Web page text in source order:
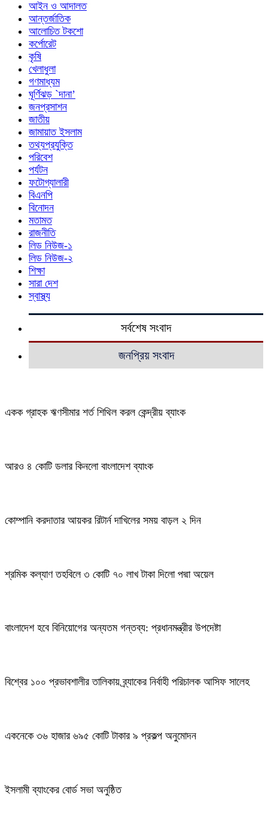
আইন ও আদালত
আন্তর্জাতিক
আলোচিত টকশো
কর্পোরেট
কৃষি
খেলাধুলা
গণমাধ্যম
ঘূর্ণিঝড় `দানা’
জনপ্রসাশন
জাতীয়
জামায়াত ইসলাম
তথ্যপ্রযুক্তি
পরিবেশ
পর্যটন
ফটোগ্যালারী
বিএনপি
বিনোদন
মতামত
রাজনীতি
লিড নিউজ-১
লিড নিউজ-২
শিক্ষা
সারা দেশ
স্বাস্থ্য
সর্বশেষ সংবাদ
জনপ্রিয় সংবাদ
একক গ্রাহক ঋণসীমার শর্ত শিথিল করল কেন্দ্রীয় ব্যাংক
আরও ৪ কোটি ডলার কিনলো বাংলাদেশ ব্যাংক
কোম্পানি করদাতার আয়কর রিটার্ন দাখিলের সময় বাড়ল ২ দিন
শ্রমিক কল্যাণ তহবিলে ৩ কোটি ৭০ লাখ টাকা দিলো পদ্মা অয়েল
বাংলাদেশ হবে বিনিয়োগের অন্যতম গন্তব্য: প্রধানমন্ত্রীর উপদেষ্টা
বিশ্বের ১০০ প্রভাবশালীর তালিকায় ব্র্যাকের নির্বাহী পরিচালক আসিফ সালেহ
একনেকে ৩৬ হাজার ৬৯৫ কোটি টাকার ৯ প্রকল্প অনুমোদন
ইসলামী ব্যাংকের বোর্ড সভা অনুষ্ঠিত